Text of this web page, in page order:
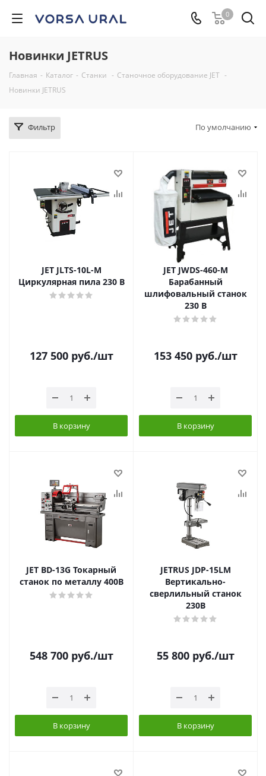
0
Новинки JETRUS
Главная - Каталог - Станки - Станочное оборудование JET -
Новинки JETRUS
Фильтр По умолчанию
JET JLTS-10L-M
Циркулярная пила 230 В
127 500руб./шт
В корзину
JET JWDS-460-M
Барабанный
шлифовальный станок
230 В
153 450руб./шт
В корзину
JET BD-13G Токарный
станок по металлу 400В
548 700руб./шт
В корзину
JETRUS JDP-15LM
Вертикально-
сверлильный станок
230В
55 800руб./шт
В корзину